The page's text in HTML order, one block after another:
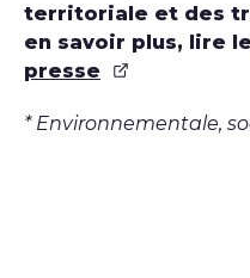
territoriale et des
en savoir plus, lire le
presse
* Environnementale,